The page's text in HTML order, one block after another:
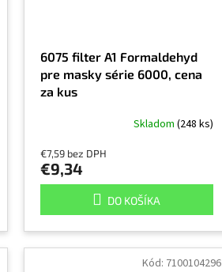
6075 filter A1 Formaldehyd
pre masky série 6000, cena
za kus
Skladom (248 ks)
€7,59 bez DPH
€9,34
DO KOŠÍKA
Kód: 7100104296